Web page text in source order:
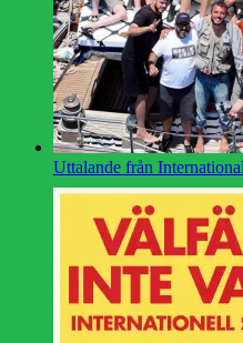
Uttalande från